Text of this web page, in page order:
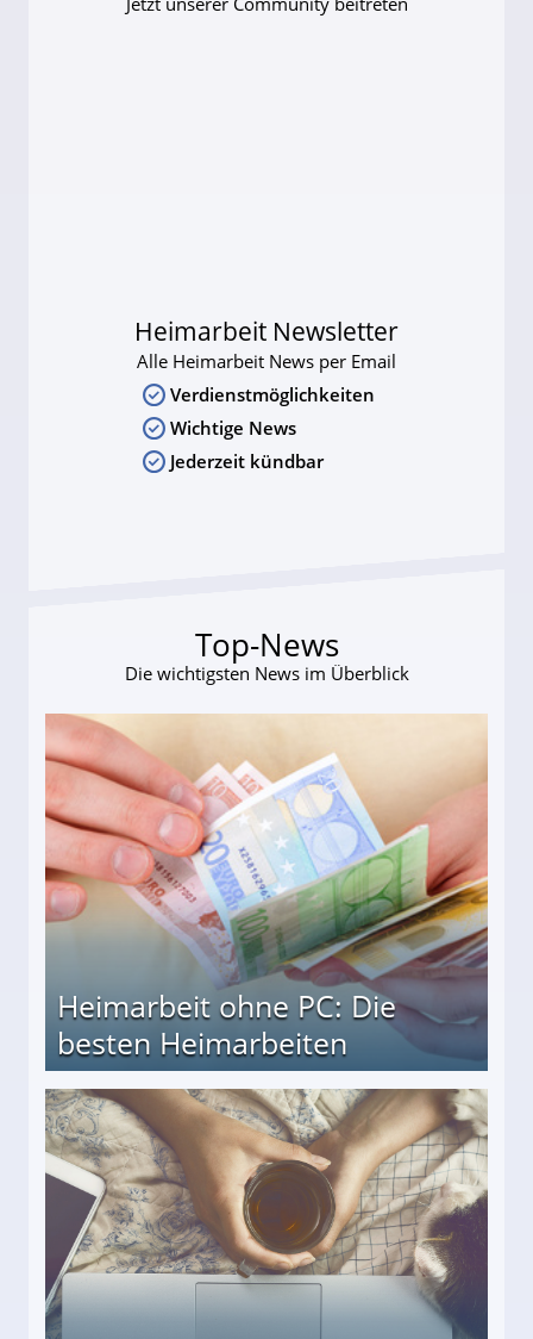
Heimarbeit Newsletter
Alle Heimarbeit News per Email
Verdienstmöglichkeiten
Wichtige News
Jederzeit kündbar
Top-News
Die wichtigsten News im Überblick
Heimarbeit ohne PC: Die
besten Heimarbeiten